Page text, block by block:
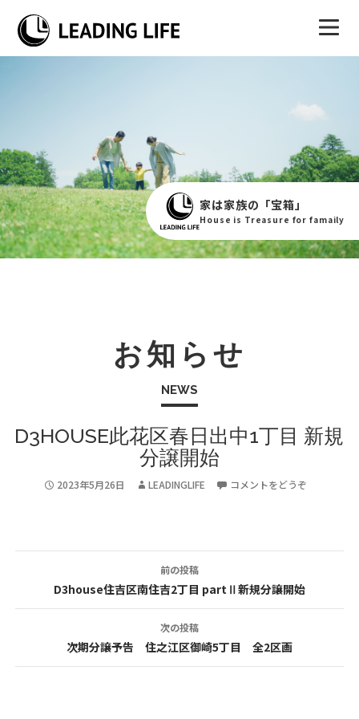
家は家族の「宝箱」
House is Treasure for famaily
お知らせ
NEWS
D3HOUSE此花区春日出中1丁目 新規
分譲開始
2023年5月26日 LEADINGLIFE コメントをどうぞ
前の投稿
D3house住吉区南住吉2丁目 partⅡ新規分譲開始
次の投稿
次期分譲予告 住之江区御崎5丁目 全2区画